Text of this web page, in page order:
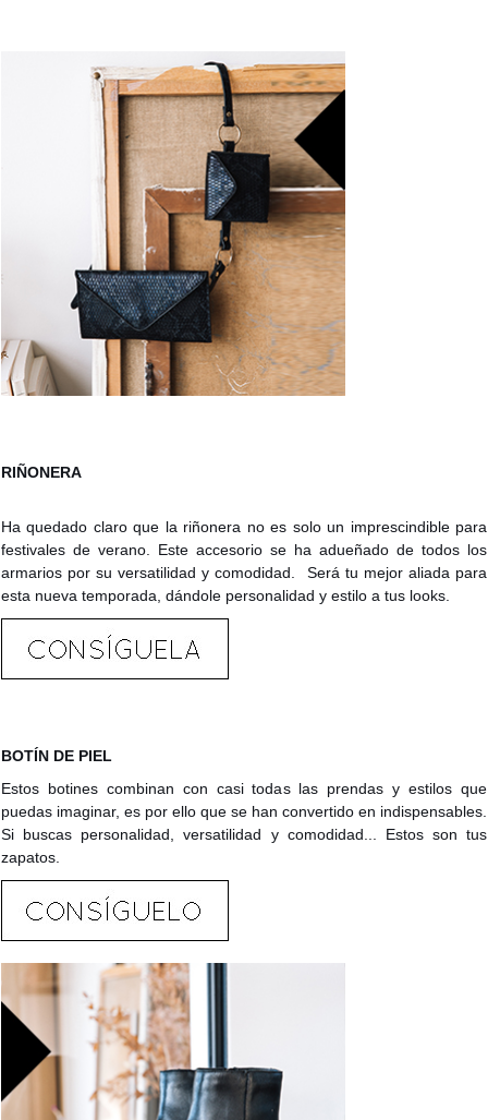
RIÑONERA
Ha quedado claro que la riñonera no es solo un imprescindible para
festivales de verano. Este accesorio se ha adueñado de todos los
armarios por su versatilidad y comodidad. Será tu mejor aliada para
esta nueva temporada, dándole personalidad y estilo a tus looks.
BOTÍN DE PIEL
Estos botines combinan con casi todas las prendas y estilos que
puedas imaginar, es por ello que se han convertido en indispensables.
Si buscas personalidad, versatilidad y comodidad... Estos son tus
zapatos.